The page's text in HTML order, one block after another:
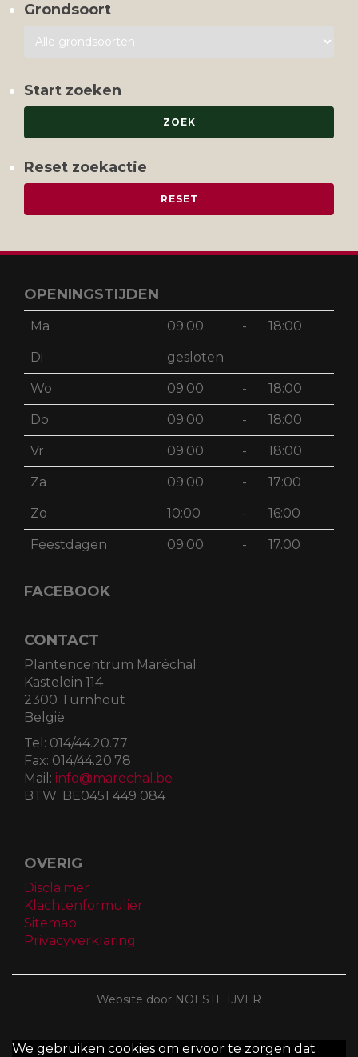
Grondsoort
Start zoeken
Reset zoekactie
OPENINGSTIJDEN
Ma 09:00 - 18:00
Di gesloten
Wo 09:00 - 18:00
Do 09:00 - 18:00
Vr 09:00 - 18:00
Za 09:00 - 17:00
Zo 10:00 - 16:00
Feestdagen 09:00 - 17.00
FACEBOOK
CONTACT
Plantencentrum Maréchal
Kastelein 114
2300 Turnhout
België
Tel: 014/44.20.77
Fax: 014/44.20.78
Mail: info@marechal.be
BTW: BE0451 449 084
OVERIG
Disclaimer
Klachtenformulier
Sitemap
Privacyverklaring
Website door NOESTE IJVER
We gebruiken cookies om ervoor te zorgen dat